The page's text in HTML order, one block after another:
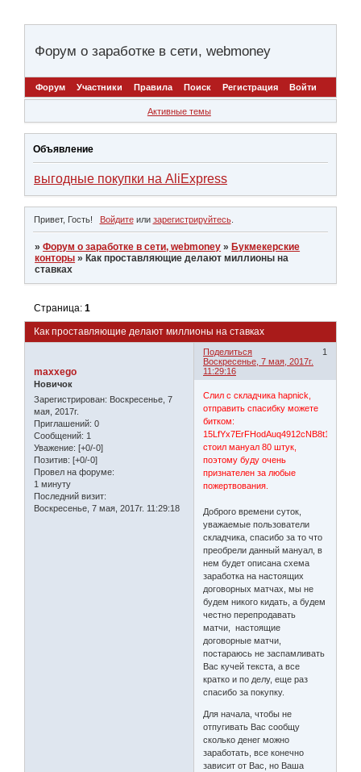
Форум о заработке в сети, webmoney
Форум Участники Правила Поиск Регистрация Войти
Активные темы
Объявление
выгодные покупки на AliExpress
Привет, Гость! Войдитеили зарегистрируйтесь.
»Форум о заработке в сети, webmoney » Букмекерские
конторы » Как проставляющие делают миллионы на
ставках
Как проставляющие делают миллионы на ставках
Страница:1
Поделиться
1
Воскресенье, 7 мая, 2017г.
11:29:16
maxxego
Новичок
Зарегистрирован: Воскресенье, 7
мая, 2017г.
Приглашений: 0
Сообщений: 1
Уважение: [+0/-0]
Позитив: [+0/-0]
Провел на форуме:
1 минуту
Последний визит:
Воскресенье, 7 мая, 2017г. 11:29:18
Слил с складчика hapnick,
отправить спасибку можете
битком:
стоил мануал 80 штук,
поэтому буду очень
признателен за любые
пожертвования.
Доброго времени суток,
уважаемые пользователи
складчика, спасибо за то что
преобрели данный мануал, в
нем будет описана схема
заработка на настоящих
договорных матчах, мы не
будем никого кидать, а будем
честно перепродавать
матчи, настоящие
договорные матчи,
постараюсь не заспамливать
Вас кучей текста, а все
кратко и по делу, еще раз
спасибо за покупку.
Для начала, чтобы не
отпугивать Вас сообщу
сколько денег можно
заработать, все конечно
зависит от Вас, но Ваша